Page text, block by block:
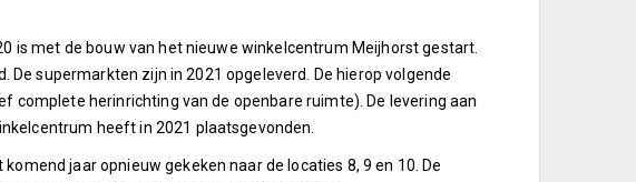
is met de bouw van het nieuwe winkelcentrum Meijhorst gestart.
De supermarkten zijn in 2021 opgeleverd. De hierop volgende
complete herinrichting van de openbare ruimte). De levering aan
heeft in 2021 plaatsgevonden.
jaar opnieuw gekeken naar de locaties 8, 9 en 10. De